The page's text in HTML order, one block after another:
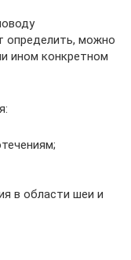
определить, можно
ином конкретном
в области шеи и